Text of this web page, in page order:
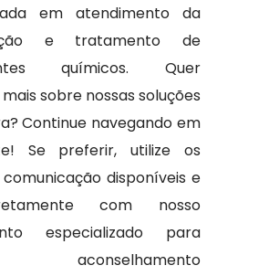
em atendimento da
e tratamento de
químicos. Quer
sobre nossas soluções
Continue navegando em
Se preferir, utilize os
disponíveis e
com nosso
especializado para
aconselhamento